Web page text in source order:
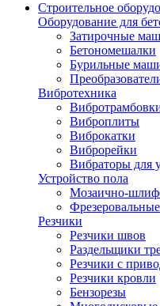
Строительное
Оборудование для
Затирочные
Бетономешалки
Бурильные
Вибротехника
Виброплиты
Виброкатки
Виброрейки
Вибраторы для
Устройство пола
Мозаично-
Резчики
Резчики швов
Раздельщики
Резчики с
Резчики кровли
Бензорезы